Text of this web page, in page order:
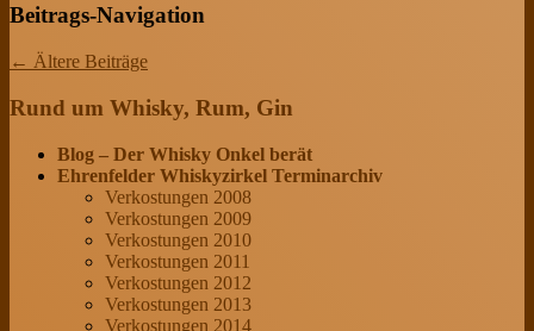
Beitrags-Navigation
← Ältere Beiträge
Rund um Whisky, Rum, Gin
Blog – Der Whisky Onkel berät
Ehrenfelder Whiskyzirkel Terminarchiv
Verkostungen 2008
Verkostungen 2009
Verkostungen 2010
Verkostungen 2011
Verkostungen 2012
Verkostungen 2013
Verkostungen 2014